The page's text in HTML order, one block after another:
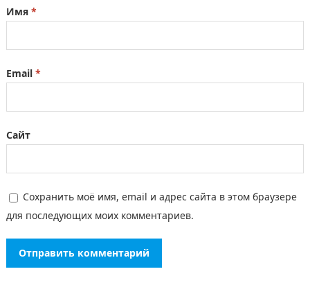
Имя *
Email *
Сайт
Сохранить моё имя, email и адрес сайта в этом браузере
для последующих моих комментариев.